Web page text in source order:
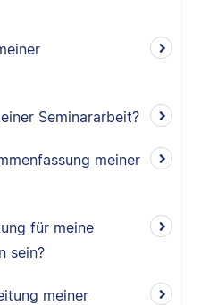
Seminararbeit?
meiner
für meine
sein?
meiner